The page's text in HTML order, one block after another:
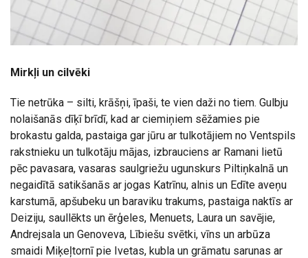
Mirkļi un cilvēki
Tie netrūka – silti, krāšņi, īpaši, te vien daži no tiem. Gulbju
nolaišanās dīķī brīdī, kad ar ciemiņiem sēžamies pie
brokastu galda, pastaiga gar jūru ar tulkotājiem no Ventspils
rakstnieku un tulkotāju mājas, izbrauciens ar Ramani lietū
pēc pavasara, vasaras saulgriežu ugunskurs Piltiņkalnā un
negaidītā satikšanās ar jogas Katrīnu, alnis un Edīte aveņu
karstumā, apšubeku un baraviku trakums, pastaiga naktīs ar
Deiziju, saullēkts un ērģeles, Menuets, Laura un savējie,
Andrejsala un Genoveva, Lībiešu svētki, vīns un arbūza
smaidi Miķeļtornī pie Ivetas, kubla un grāmatu sarunas ar